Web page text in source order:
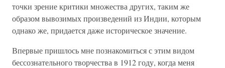
точки зрение критики множества других, таким же
образом вывозимых произведений из Индии, которым
однако же, придается даже историческое значение.
Впервые пришлось мне познакомиться с этим видом
бессознательного творчества в 1912 году, когда меня